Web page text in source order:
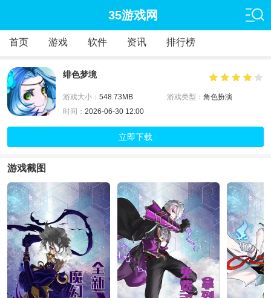
35游戏网
首页 游戏 软件 资讯 排行榜
绯色梦境
游戏大小： 548.73MB 游戏类型： 角色扮演
时间： 2026-06-30 12:00
立即下载
游戏截图